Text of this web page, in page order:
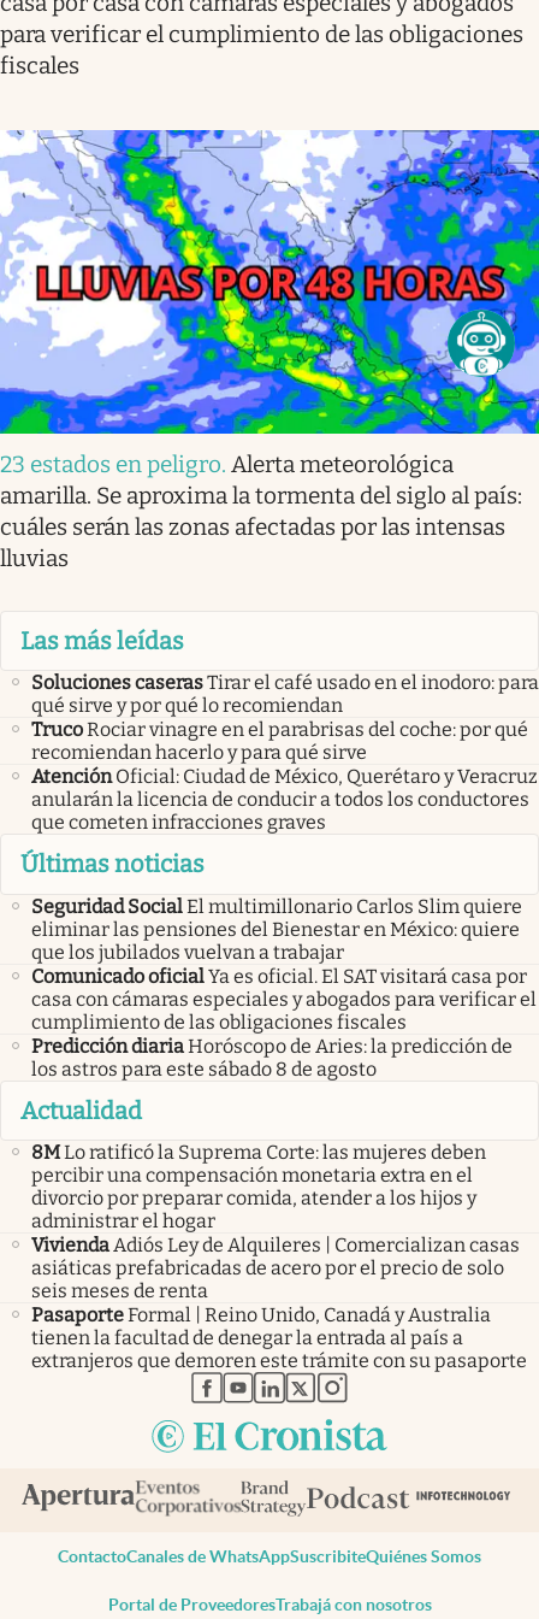
para verificar el cumplimiento de las obligaciones
fiscales
23 estados en peligro. Alerta meteorológica
amarilla. Se aproxima la tormenta del siglo al país:
cuáles serán las zonas afectadas por las intensas
lluvias
Las más leídas
Soluciones caserasTirar el café usado en el inodoro: para
qué sirve y por qué lo recomiendan
TrucoRociar vinagre en el parabrisas del coche: por qué
recomiendan hacerlo y para qué sirve
Atención Oficial: Ciudad de México, Querétaro y Veracruz
anularán la licencia de conducir a todos los conductores
que cometen infracciones graves
Últimas noticias
Seguridad SocialEl multimillonario Carlos Slim quiere
eliminar las pensiones del Bienestar en México: quiere
que los jubilados vuelvan a trabajar
Comunicado oficialYa es oficial. El SAT visitará casa por
casa con cámaras especiales y abogados para verificar el
cumplimiento de las obligaciones fiscales
Predicción diariaHoróscopo de Aries: la predicción de
los astros para este sábado 8 de agosto
Actualidad
8MLo ratificó la Suprema Corte: las mujeres deben
percibir una compensación monetaria extra en el
divorcio por preparar comida, atender a los hijos y
administrar el hogar
ViviendaAdiós Ley de Alquileres | Comercializan casas
asiáticas prefabricadas de acero por el precio de solo
seis meses de renta
PasaporteFormal | Reino Unido, Canadá y Australia
tienen la facultad de denegar la entrada al país a
extranjeros que demoren este trámite con su pasaporte
abre en nueva pestaña
abre en nueva pestaña
abre en nueva pestaña
abre en nueva pestaña
abre en nueva pestaña
ContactoCanales de WhatsAppSuscribiteQuiénes Somos
Portal de ProveedoresTrabajá con nosotros